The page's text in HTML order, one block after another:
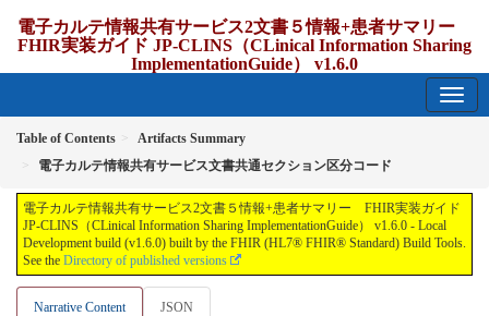
電子カルテ情報共有サービス2文書５情報+患者サマリー
FHIR実装ガイド JP-CLINS（CLinical Information Sharing
ImplementationGuide） v1.6.0
Table of Contents
Artifacts Summary
電子カルテ情報共有サービス文書共通セクション区分コード
電子カルテ情報共有サービス2文書５情報+患者サマリー FHIR実装ガイド
JP-CLINS（CLinical Information Sharing ImplementationGuide） v1.6.0 - Local
Development build (v1.6.0) built by the FHIR (HL7® FHIR® Standard) Build Tools.
See the Directory of published versions
Narrative Content JSON